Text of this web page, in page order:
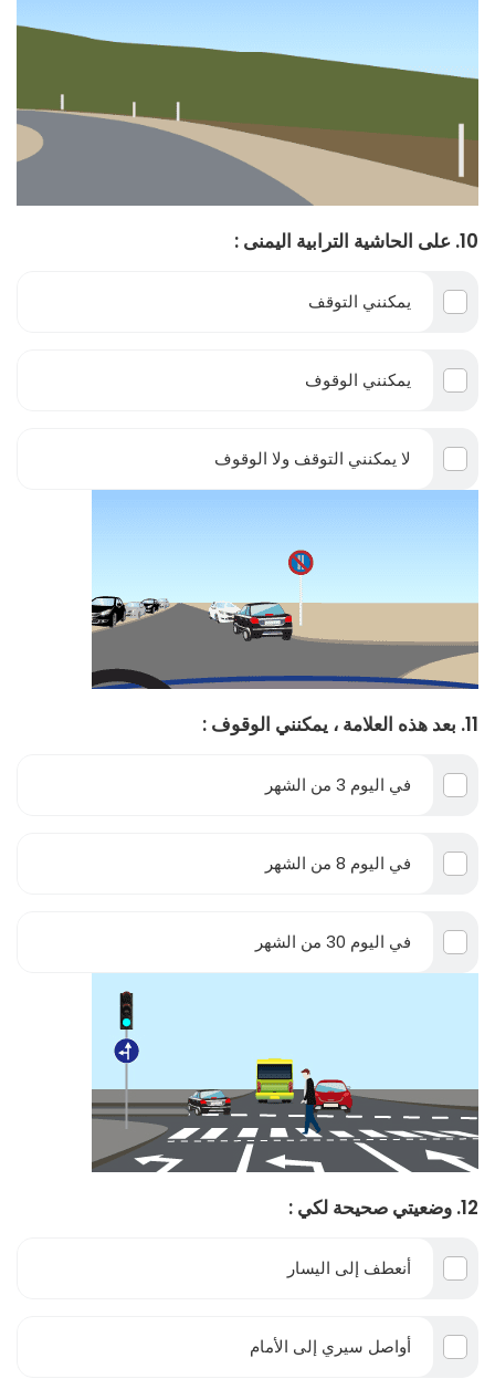
10. على الحاشية الترابية اليمنى :
يمكنني التوقف
يمكنني الوقوف
لا يمكنني التوقف ولا الوقوف
11. بعد هذه العلامة ، يمكنني الوقوف :
في اليوم 3 من الشهر
في اليوم 8 من الشهر
في اليوم 30 من الشهر
12. وضعيتي صحيحة لكي :
أنعطف إلى اليسار
أواصل سيري إلى الأمام